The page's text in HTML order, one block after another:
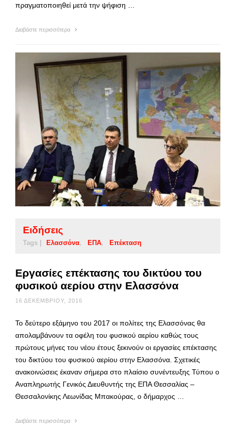
πραγματοποιηθεί μετά την ψήφιση …
Διαβάστε περισσότερα
Ειδήσεις
Tags | Ελασσόνα ΕΠΑ Επέκταση
Εργασίες επέκτασης του δικτύου του
φυσικού αερίου στην Ελασσόνα
16 ΔΕΚΕΜΒΡΊΟΥ, 2016
Το δεύτερο εξάμηνο του 2017 οι πολίτες της Ελασσόνας θα
απολαμβάνουν τα οφέλη του φυσικού αερίου καθώς τους
πρώτους μήνες του νέου έτους ξεκινούν οι εργασίες επέκτασης
του δικτύου του φυσικού αερίου στην Ελασσόνα. Σχετικές
ανακοινώσεις έκαναν σήμερα στο πλαίσιο συνέντευξης Τύπου ο
Αναπληρωτής Γενικός Διευθυντής της ΕΠΑ Θεσσαλίας –
Θεσσαλονίκης Λεωνίδας Μπακούρας, ο δήμαρχος …
Διαβάστε περισσότερα